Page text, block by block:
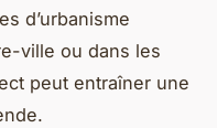
d’urbanisme
ville ou dans les
peut entraîner une